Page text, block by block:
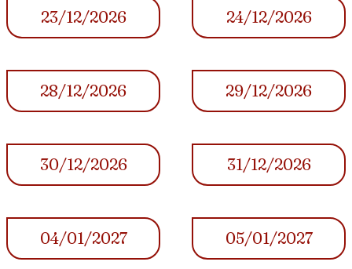
23/12/2026 24/12/2026
28/12/2026 29/12/2026
30/12/2026 31/12/2026
04/01/2027 05/01/2027